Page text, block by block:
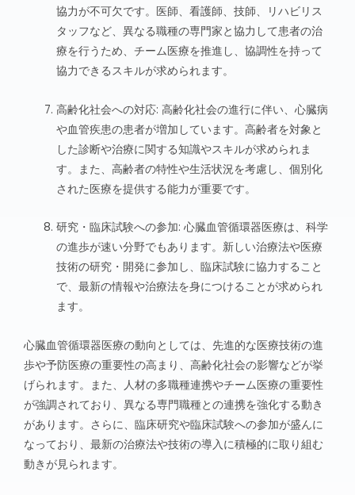
協力が不可欠です。医師、看護師、技師、リハビリス
タッフなど、異なる職種の専門家と協力して患者の治
療を行うため、チーム医療を推進し、協調性を持って
協力できるスキルが求められます。
高齢化社会への対応: 高齢化社会の進行に伴い、心臓病
や血管疾患の患者が増加しています。高齢者を対象と
した診断や治療に関する知識やスキルが求められま
す。また、高齢者の特性や生活状況を考慮し、個別化
された医療を提供する能力が重要です。
研究・臨床試験への参加: 心臓血管循環器医療は、科学
の進歩が速い分野でもあります。新しい治療法や医療
技術の研究・開発に参加し、臨床試験に協力すること
で、最新の情報や治療法を身につけることが求められ
ます。
心臓血管循環器医療の動向としては、先進的な医療技術の進
歩や予防医療の重要性の高まり、高齢化社会の影響などが挙
げられます。また、人材の多職種連携やチーム医療の重要性
が強調されており、異なる専門職種との連携を強化する動き
があります。さらに、臨床研究や臨床試験への参加が盛んに
なっており、最新の治療法や技術の導入に積極的に取り組む
動きが見られます。